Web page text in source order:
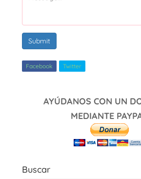
Submit
Facebook Twitter
AYÚDANOS CON UN
MEDIANTE
Buscar